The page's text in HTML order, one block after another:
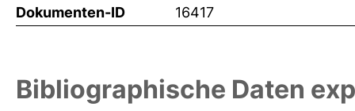
Dokumenten-ID 16417
Bibliographische Daten